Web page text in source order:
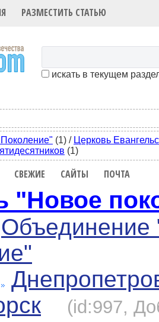
РАЗМЕСТИТЬ СТАТЬЮ
искать в текущем
(1) / Церковь
(1)
СВЕЖИЕ САЙТЫ ПОЧТА
"Новое
Объединение
(id:997,